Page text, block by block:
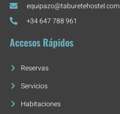
equipazo@taburetehostel.com
+34 647 788 961
Accesos Rápidos
Reservas
Servicios
Habitaciones